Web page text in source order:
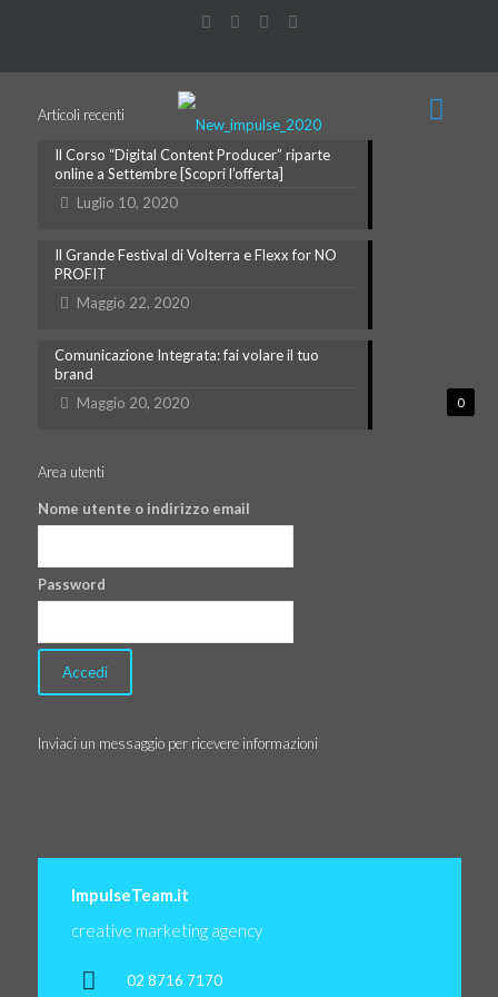
Articoli recenti
Il Corso “Digital Content Producer” riparte
online a Settembre [Scopri l’offerta]
Luglio 10, 2020
Il Grande Festival di Volterra e Flexx for NO
PROFIT
Maggio 22, 2020
0
Comunicazione Integrata: fai volare il tuo
brand
Maggio 20, 2020
Area utenti
Nome utente o indirizzo email
Password
Inviaci un messaggio per ricevere informazioni
ImpulseTeam.it
creative marketing agency
02 8716 7170